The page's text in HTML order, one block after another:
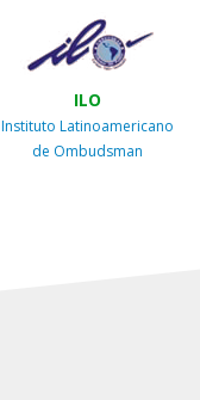
ILO
Instituto Latinoamericano
de Ombudsman